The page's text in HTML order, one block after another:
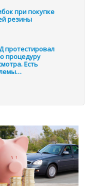
при покупке
резины
протестировал
процедуру
Есть